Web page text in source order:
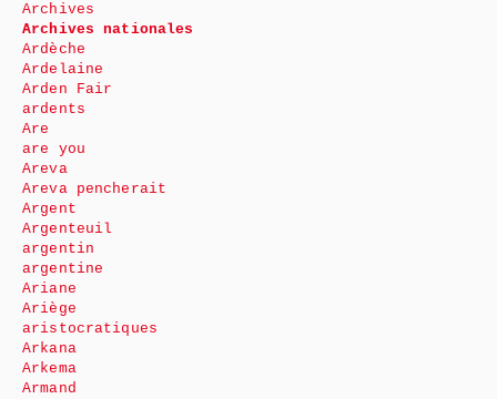
Archives
Archives nationales
Ardèche
Ardelaine
Arden Fair
ardents
Are
are you
Areva
Areva pencherait
Argent
Argenteuil
argentin
argentine
Ariane
Ariège
aristocratiques
Arkana
Arkema
Armand